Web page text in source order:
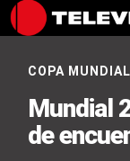
COPA
Mundial
de